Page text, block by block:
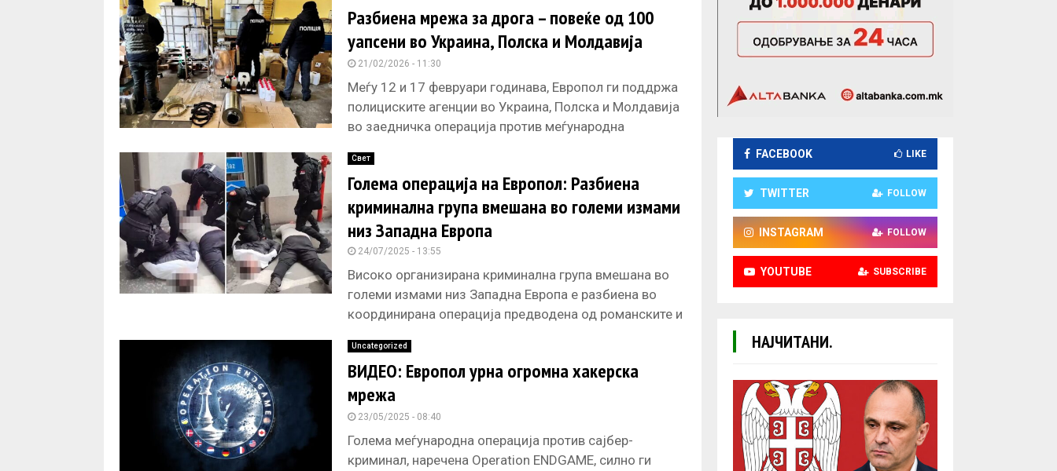
Разбиена мрежа за дрога – повеќе од 100
уапсени во Украина, Полска и Молдавија
21/02/2026 - 11:30
Меѓу 12 и 17 февруари годинава, Европол ги поддржа
полициските агенции во Украина, Полска и Молдавија
во заедничка операција против меѓународна
Свет
Голема операција на Европол: Разбиена
криминална група вмешана во големи измами
низ Западна Европа
24/07/2025 - 13:55
Високо организирана криминална група вмешана во
големи измами низ Западна Европа е разбиена во
координирана операција предводена од романските и
Uncategorized
ВИДЕО: Европол урна огромна хакерска
мрежа
23/05/2025 - 08:40
Голема меѓународна операција против сајбер-
криминал, наречена Operation ENDGAME, силно ги
FACEBOOK LIKE
TWITTER FOLLOW
INSTAGRAM FOLLOW
YOUTUBE SUBSCRIBE
НАЈЧИТАНИ.